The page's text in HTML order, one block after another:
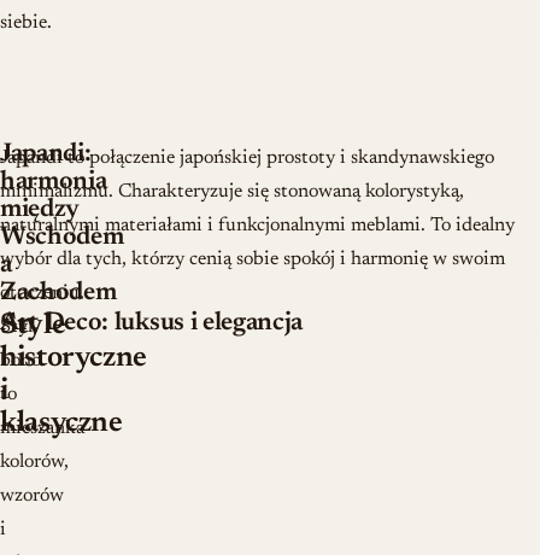
siebie.
Japandi:
harmonia
między
Wschodem
a
Zachodem
Japandi to połączenie japońskiej prostoty i skandynawskiego
minimalizmu. Charakteryzuje się stonowaną kolorystyką,
naturalnymi materiałami i funkcjonalnymi meblami. To idealny
wybór dla tych, którzy cenią sobie spokój i harmonię w swoim
otoczeniu.
Styl
boho
to
mieszanka
kolorów,
wzorów
i
Style
historyczne
i
klasyczne
Art Deco: luksus i elegancja